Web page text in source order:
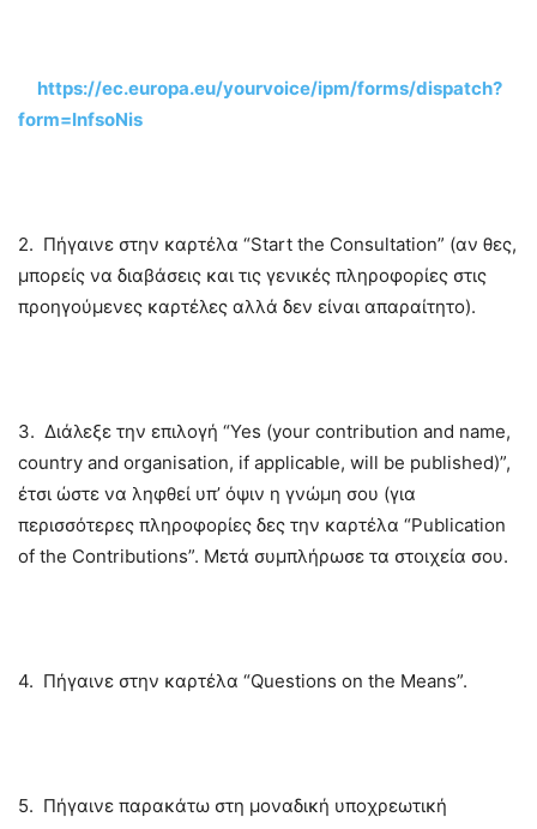
https://ec.europa.eu/yourvoice/ipm/forms/dispatch?
form=InfsoNis
2. Πήγαινε στην καρτέλα “Start the Consultation” (αν θες,
μπορείς να διαβάσεις και τις γενικές πληροφορίες στις
προηγούμενες καρτέλες αλλά δεν είναι απαραίτητο).
3. Διάλεξε την επιλογή “Yes (your contribution and name,
country and organisation, if applicable, will be published)”,
έτσι ώστε να ληφθεί υπ’ όψιν η γνώμη σου (για
περισσότερες πληροφορίες δες την καρτέλα “Publication
of the Contributions”. Μετά συμπλήρωσε τα στοιχεία σου.
4. Πήγαινε στην καρτέλα “Questions on the Means”.
5. Πήγαινε παρακάτω στη μοναδική υποχρεωτική